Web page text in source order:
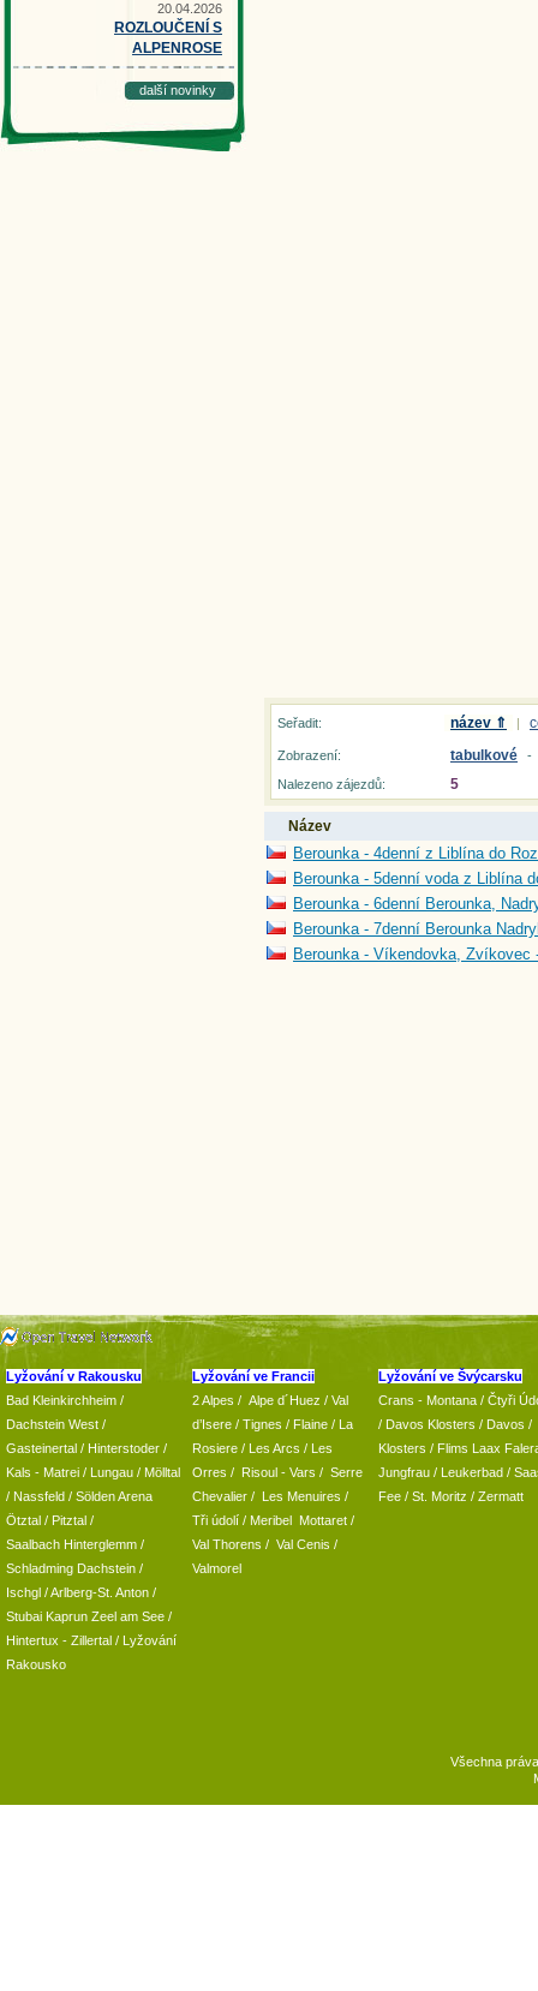
Seřadit: název ⇑ |
Zobrazení: tabulkové
-
Nalezeno zájezdů:
5
Název
Berounka - 4denní z Liblína do
Berounka - 5denní voda z Liblína
Berounka - 6denní Berounka,
Berounka - 7denní Berounka
Berounka - Víkendovka, Zvíkovec
20.04.2026
ROZLOUČENÍ S
ALPENROSE
další novinky
Lyžování v Rakousku
Bad Kleinkirchheim /
Dachstein West /
Gasteinertal / Hinterstoder /
Kals - Matrei / Lungau / Mölltal
/ Nassfeld / Sölden Arena
Ötztal / Pitztal /
Saalbach Hinterglemm /
Schladming Dachstein /
Ischgl /Arlberg-St. Anton /
Stubai Kaprun Zeel am See /
Hintertux - Zillertal / Lyžování
Rakousko
Lyžování ve Francii
2 Alpes / Alpe d´Huez / Val
d’Isere / Tignes / Flaine / La
Rosiere / Les Arcs / Les
Orres / Risoul - Vars / Serre
Chevalier / Les Menuires /
Tři údolí / Meribel Mottaret /
Val Thorens / Val Cenis /
Valmorel
Lyžování ve Švýcarsku
Crans - Montana / Čtyři
/ Davos Klosters / Davos /
Klosters / Flims Laax
Jungfrau / Leukerbad /
Fee / St. Moritz / Zermatt
Všechna